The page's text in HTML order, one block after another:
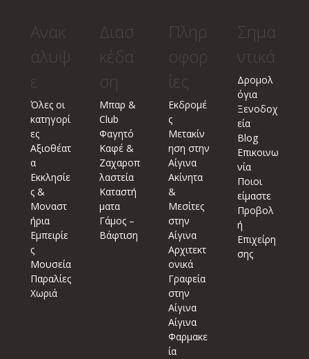
Ανακ
άλυψ
ε
Όλες οι
κατηγορί
ες
Αξιοθέατ
α
Εκκλησίε
ς &
Μοναστ
ήρια
Εμπειρίε
ς
Μουσεία
Παραλίες
Χωριά
Διασ
κέδα
ση
Μπαρ &
Club
Φαγητό
Καφέ &
Ζαχαροπ
λαστεία
Καταστή
ματα
Γάμος –
Βάφτιση
Πληρ
οφορ
ίες
Εκδρομέ
ς
Μετακίν
ηση στην
Αίγινα
Ακίνητα
&
Μεσίτες
στην
Αίγινα
Αρχιτεκτ
ονικά
Γραφεία
στην
Αίγινα
Αίγινα
Φαρμακε
ία
Σημα
ντικά
Δρομολ
όγια
Ξενοδοχ
εία
Blog
Επικοινω
νία
Ποιοι
είμαστε
Προβολ
ή
Επιχείρη
σης